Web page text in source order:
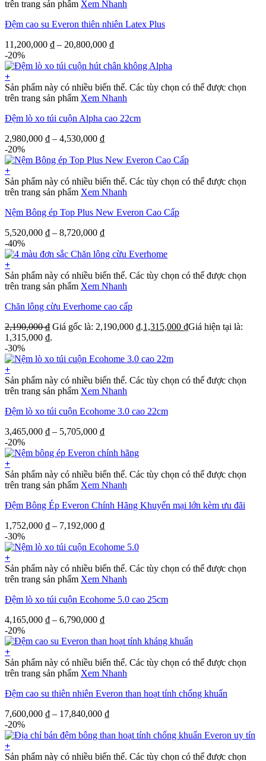
trên trang sản phẩm Xem Nhanh
Đệm cao su Everon thiên nhiên Latex Plus
11,200,000 ₫ – 20,800,000 ₫
-20%
+
Sản phẩm này có nhiều biến thể. Các tùy chọn có thể được chọn
trên trang sản phẩm Xem Nhanh
Đệm lò xo túi cuộn Alpha cao 22cm
2,980,000 ₫ – 4,530,000 ₫
-20%
+
Sản phẩm này có nhiều biến thể. Các tùy chọn có thể được chọn
trên trang sản phẩm Xem Nhanh
Nệm Bông ép Top Plus New Everon Cao Cấp
5,520,000 ₫ – 8,720,000 ₫
-40%
+
Sản phẩm này có nhiều biến thể. Các tùy chọn có thể được chọn
trên trang sản phẩm Xem Nhanh
Chăn lông cừu Everhome cao cấp
2,190,000₫ Giá gốc là: 2,190,000 ₫.1,315,000 ₫Giá hiện tại là:
1,315,000 ₫.
-30%
+
Sản phẩm này có nhiều biến thể. Các tùy chọn có thể được chọn
trên trang sản phẩm Xem Nhanh
Đệm lò xo túi cuộn Ecohome 3.0 cao 22cm
3,465,000 ₫ – 5,705,000 ₫
-20%
+
Sản phẩm này có nhiều biến thể. Các tùy chọn có thể được chọn
trên trang sản phẩm Xem Nhanh
Đệm Bông Ép Everon Chính Hãng Khuyến mại lớn kèm ưu đãi
1,752,000 ₫ – 7,192,000 ₫
-30%
+
Sản phẩm này có nhiều biến thể. Các tùy chọn có thể được chọn
trên trang sản phẩm Xem Nhanh
Đệm lò xo túi cuộn Ecohome 5.0 cao 25cm
4,165,000 ₫ – 6,790,000 ₫
-20%
+
Sản phẩm này có nhiều biến thể. Các tùy chọn có thể được chọn
trên trang sản phẩm Xem Nhanh
Đệm cao su thiên nhiên Everon than hoạt tính chống khuẩn
7,600,000 ₫ – 17,840,000 ₫
-20%
+
Sản phẩm này có nhiều biến thể. Các tùy chọn có thể được chọn